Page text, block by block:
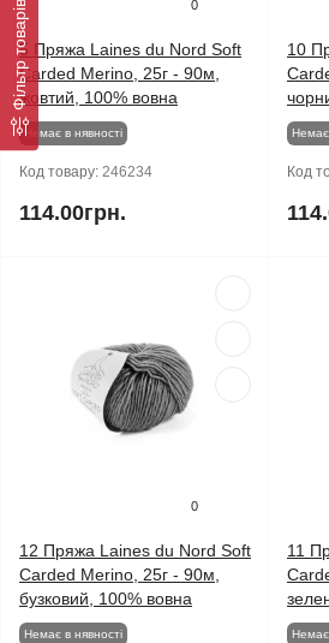
Фільтр товарів 0
5 Пряжа Laines du Nord Soft
Carded Merino, 25г - 90м,
жовтий, 100% вовна
Немає в нявності
Код товару: 246234
114.00грн.
10
Немає
Код
0
12 Пряжа Laines du Nord Soft
Carded Merino, 25г - 90м,
бузковий, 100% вовна
Немає в нявності
11
Немає